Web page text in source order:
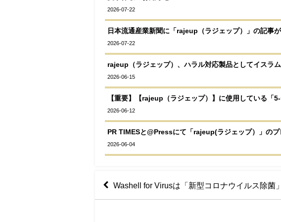
2026-07-22
日本流通産業新聞に「rajeup（ラジェップ）」の記事が
2026-07-22
rajeup（ラジェップ）、ハラル対応製品としてイスラ
2026-06-15
【重要】【rajeup（ラジェップ）】に使用している「
2026-06-12
PR TIMESと@Pressにて「rajeup(ラジェップ）」の
2026-06-04
Washell for Virusは「新型コロナウイルス除菌